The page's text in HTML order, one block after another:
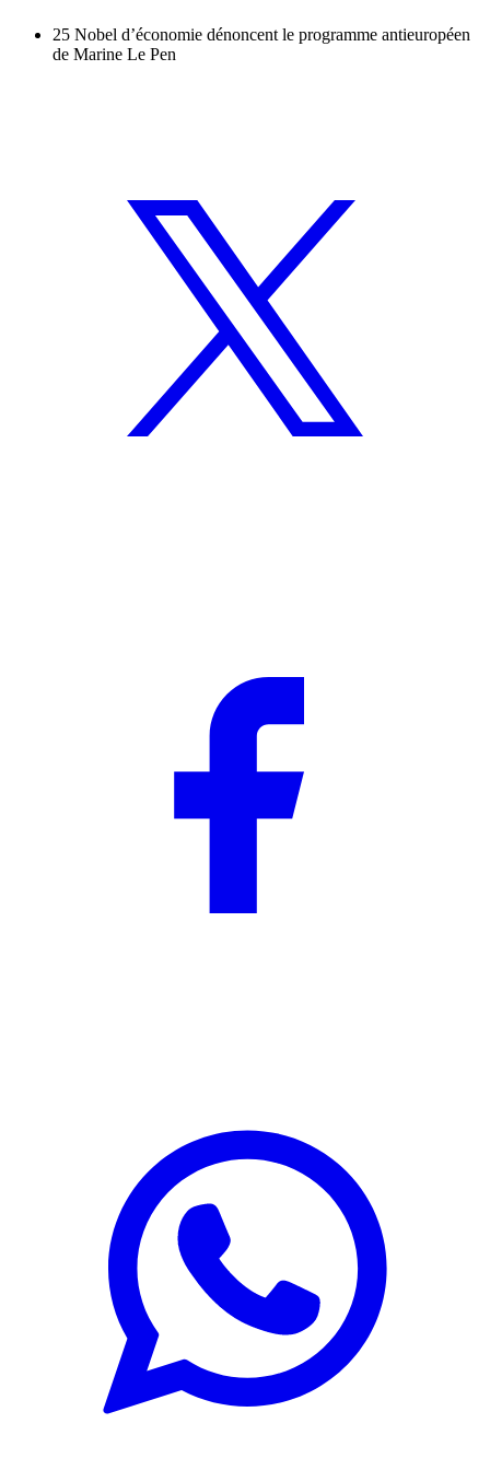
25 Nobel d’économie dénoncent le programme antieuropéen
de Marine Le Pen